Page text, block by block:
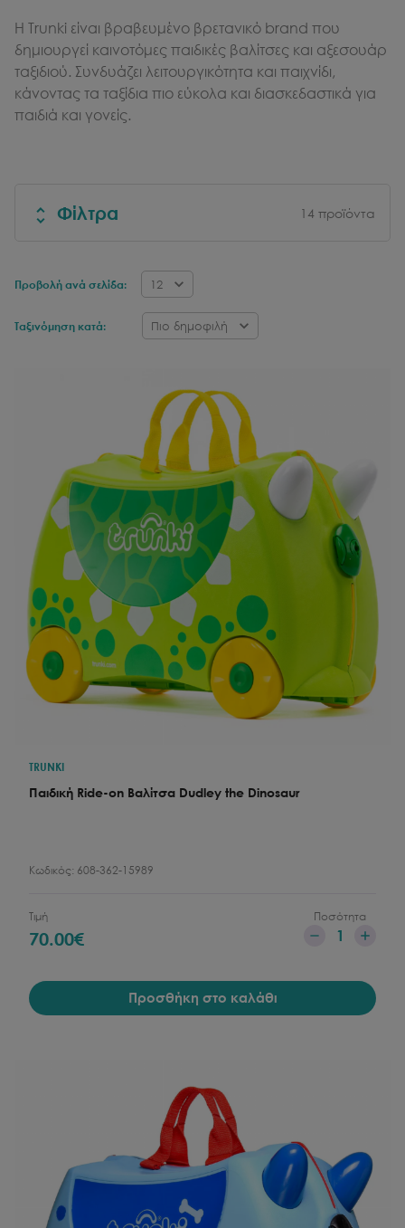
Η Trunki είναι βραβευμένο βρετανικό brand που
δημιουργεί καινοτόμες παιδικές βαλίτσες και αξεσουάρ
ταξιδιού. Συνδυάζει λειτουργικότητα και παιχνίδι,
κάνοντας τα ταξίδια πιο εύκολα και διασκεδαστικά για
παιδιά και γονείς.
Φίλτρα 14 προϊόντα
Προβολή ανά σελίδα: 12
Ταξινόμηση κατά: Πιο δημοφιλή
TRUNKI
Παιδική Ride-on Βαλίτσα Dudley the Dinosaur
Κωδικός: 608-362-15989
Τιμή
70.00€
Ποσότητα
1
Προσθήκη στο καλάθι